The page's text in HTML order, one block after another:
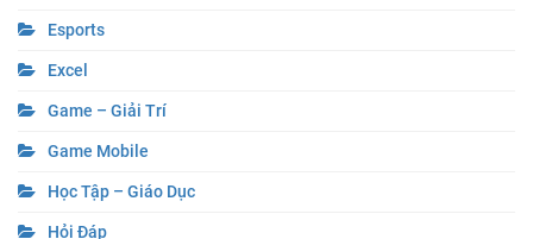
Esports
Excel
Game – Giải Trí
Game Mobile
Học Tập – Giáo Dục
Hỏi Đáp